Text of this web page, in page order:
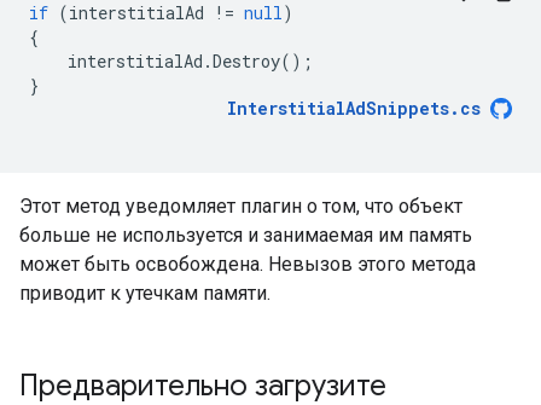
if (interstitialAd != null)
{
interstitialAd .Destroy();
}
InterstitialAdSnippets. cs
Этот метод уведомляет плагин о том, что объект
больше не используется и занимаемая им память
может быть освобождена. Невызов этого метода
приводит к утечкам памяти.
Предварительно загрузите